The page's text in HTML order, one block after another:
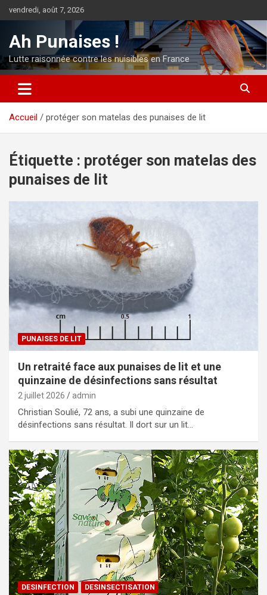
au
vendredi, août 7, 2026
Ah Punaises !
Lutte raisonnée contre les nuisibles en France
Accueil protéger son matelas des punaises de lit
Étiquette : protéger son matelas des
punaises de lit
PUNAISES DE LIT
Un retraité face aux punaises de lit et une
quinzaine de désinfections sans résultat
2 juillet 2026 admin
Christian Soulié, 72 ans, a subi une quinzaine de
désinfections sans résultat. Il dort sur un lit…
DESINFECTION DESINSECTISATION